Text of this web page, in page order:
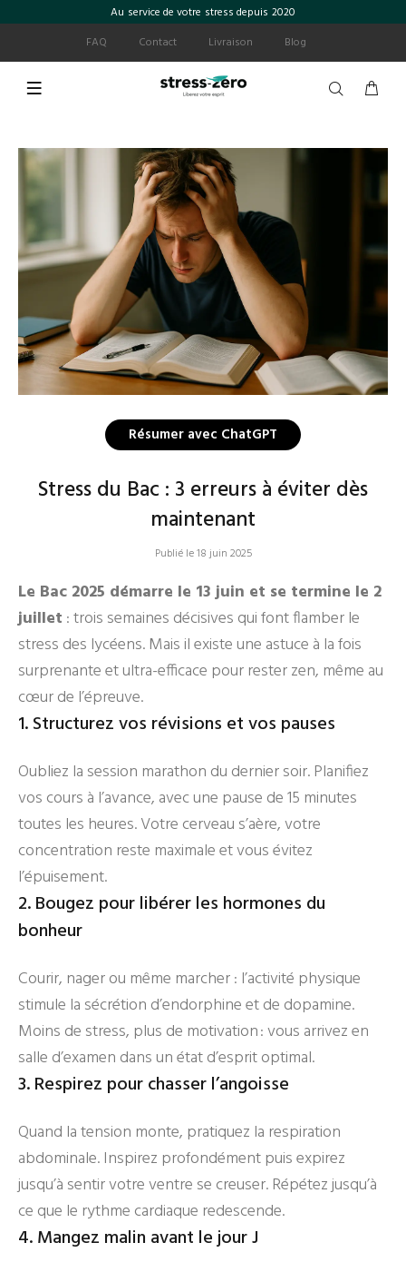
Au service de votre stress depuis 2020
FAQ
Contact Livraison Blog
Résumer avec ChatGPT
Stress du Bac : 3 erreurs à éviter dès
maintenant
Publié le 18 juin 2025
Le Bac 2025 démarre le 13 juin et se termine le 2
juillet : trois semaines décisives qui font flamber le
stress des lycéens. Mais il existe une astuce à la fois
surprenante et ultra-efficace pour rester zen, même au
cœur de l’épreuve.
1. Structurez vos révisions et vos pauses
Oubliez la session marathon du dernier soir. Planifiez
vos cours à l’avance, avec une pause de 15 minutes
toutes les heures. Votre cerveau s’aère, votre
concentration reste maximale et vous évitez
l’épuisement.
2. Bougez pour libérer les hormones du
bonheur
Courir, nager ou même marcher : l’activité physique
stimule la sécrétion d’endorphine et de dopamine.
Moins de stress, plus de motivation : vous arrivez en
salle d’examen dans un état d’esprit optimal.
3. Respirez pour chasser l’angoisse
Quand la tension monte, pratiquez la respiration
abdominale. Inspirez profondément puis expirez
jusqu’à sentir votre ventre se creuser. Répétez jusqu’à
ce que le rythme cardiaque redescende.
4. Mangez malin avant le jour J